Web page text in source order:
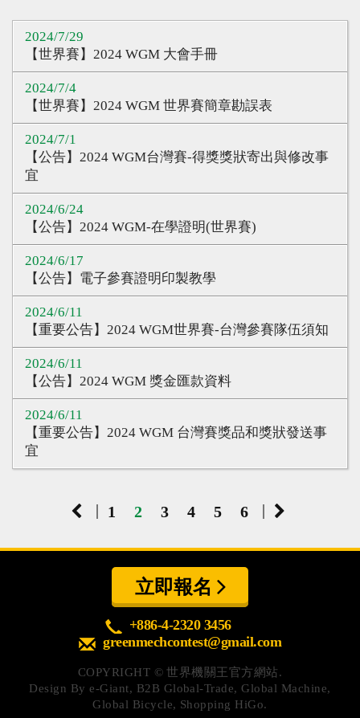
心得分享
Q&A專區
CQ認證
認證研習
參賽證明
2024/7/29
【世界賽】2024 WGM 大會手冊
2024/7/4
【世界賽】2024 WGM 世界賽簡章勘誤表
2024/7/1
【公告】2024 WGM台灣賽-得獎獎狀寄出與修改事
宜
2024/6/24
【公告】2024 WGM-在學證明(世界賽)
2024/6/17
【公告】電子參賽證明印製教學
2024/6/11
【重要公告】2024 WGM世界賽-台灣參賽隊伍須知
2024/6/11
【公告】2024 WGM 獎金匯款資料
2024/6/11
【重要公告】2024 WGM 台灣賽獎品和獎狀發送事
宜
| 1 2 3 4 5 6 |
立即報名
+886-4-2320 3456
greenmechcontest@gmail.com
COPYRIGHT ©世界機關王官方網站.
Design Bye-Giant, B2B Global-Trade,Global Machine,
Global Bicycle, Shopping HiGo.